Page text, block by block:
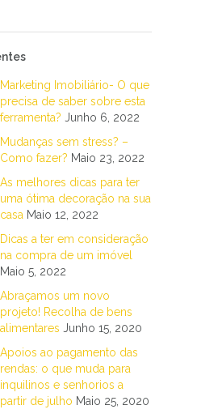
Marketing Imobiliário- O que
precisa de saber sobre esta
ferramenta? Junho 6, 2022
Mudanças sem stress? –
Como fazer? Maio 23, 2022
As melhores dicas para ter
uma ótima decoração na sua
casa Maio 12, 2022
Dicas a ter em consideração
na compra de um imóvel
Maio 5, 2022
Abraçamos um novo
projeto! Recolha de bens
alimentares Junho 15, 2020
Apoios ao pagamento das
rendas: o que muda para
inquilinos e senhorios a
partir de julho Maio 25, 2020